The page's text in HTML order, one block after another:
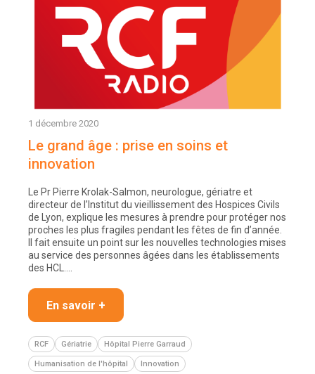
1 décembre 2020
Le grand âge : prise en soins et
innovation
Le Pr Pierre Krolak-Salmon, neurologue, gériatre et
directeur de l’Institut du vieillissement des Hospices Civils
de Lyon, explique les mesures à prendre pour protéger nos
proches les plus fragiles pendant les fêtes de fin d’année.
Il fait ensuite un point sur les nouvelles technologies mises
au service des personnes âgées dans les établissements
des HCL.…
En savoir +
RCF Gériatrie Hôpital Pierre Garraud
Humanisation de l'hôpital Innovation